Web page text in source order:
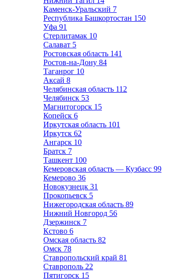
Каменск-Уральский 7
Республика Башкортостан 150
Уфа 91
Стерлитамак 10
Салават 5
Ростовская область 141
Ростов-на-Дону 84
Таганрог 10
Аксай 8
Челябинская область 112
Челябинск 53
Магнитогорск 15
Копейск 6
Иркутская область 101
Иркутск 62
Ангарск 10
Братск 7
Ташкент 100
Кемеровская область — Кузбасс 99
Кемерово 36
Новокузнецк 31
Прокопьевск 5
Нижегородская область 89
Нижний Новгород 56
Дзержинск 7
Кстово 6
Омская область 82
Омск 78
Ставропольский край 81
Ставрополь 22
Пятигорск 15